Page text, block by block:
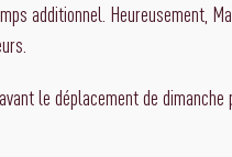
additionnel. Heureusement,
le déplacement de dimanche